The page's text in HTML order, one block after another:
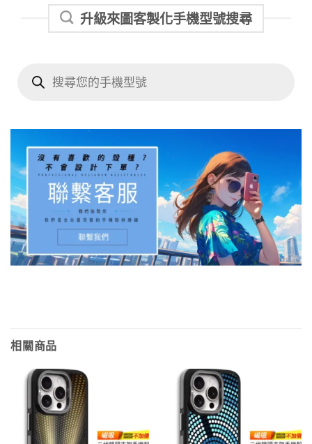
升級來圖客製化手機型號搜尋
search
相關商品